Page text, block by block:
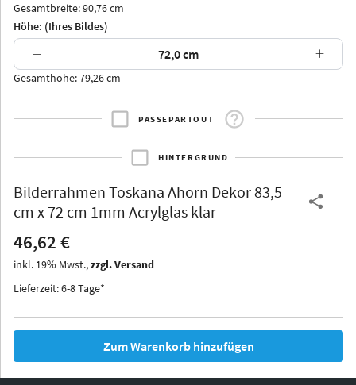
Arran Luzern
Thurgau
Iowa
Gesamtbreite: 90,76 cm
Höhe: (Ihres Bildes)
− +
Gesamthöhe: 79,26 cm
PASSEPARTOUT
HINTERGRUND
Bilderrahmen Toskana Ahorn Dekor 83,5
cm x 72 cm 1mm Acrylglas klar
46,62 €
inkl. 19% Mwst.,zzgl. Versand
Lieferzeit: 6-8 Tage*
Zum Warenkorb hinzufügen